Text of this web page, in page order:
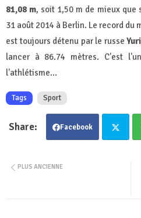
81,08 m, soit 1,50 m de mieux
31 août 2014 à Berlin. Le record du
est toujours détenu par le russe
lancer à 86.74 mètres. C'est
l'athlétisme...
Tags Sport
Facebook
PLUS ANCIENNE